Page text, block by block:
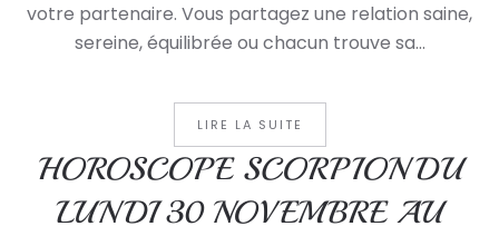
votre partenaire. Vous partagez une relation saine,
sereine, équilibrée ou chacun trouve sa...
LIRE LA SUITE
HOROSCOPE SCORPION DU
LUNDI 30 NOVEMBRE AU